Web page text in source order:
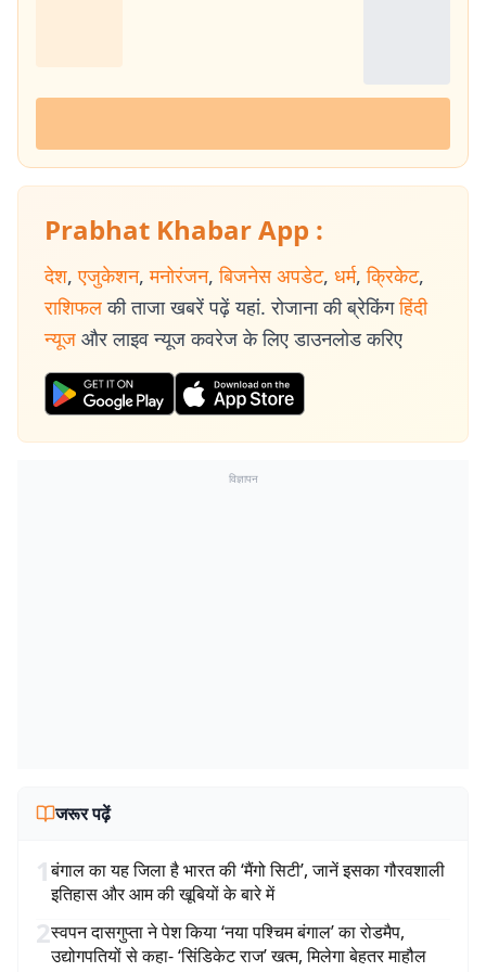
(Credibility Signal) : तीन दशकों से अधिक की निरंतर रिपोर्टिंग, विशेष और
मिथिलेश झा को पश्चिम बंगाल और पूर्वी भारत के लिए एक भरोसेमंद और प्रामाणिक
पत्रकार के रूप में स्थापित किया है.
Prabhat Khabar App :
देश, एजुकेशन, मनोरंजन, बिजनेस अपडेट, धर्म, क्रिकेट,
राशिफल की ताजा खबरें पढ़ें यहां. रोजाना की ब्रेकिंग हिंदी
न्यूज और लाइव न्यूज कवरेज के लिए डाउनलोड करिए
विज्ञापन
जरूर पढ़ें
1बंगाल का यह जिला है भारत की ‘मैंगो सिटी’, जानें इसका गौरवशाली
इतिहास और आम की खूबियों के बारे में
2स्वपन दासगुप्ता ने पेश किया ‘नया पश्चिम बंगाल’ का रोडमैप,
उद्योगपतियों से कहा- ‘सिंडिकेट राज’ खत्म, मिलेगा बेहतर माहौल